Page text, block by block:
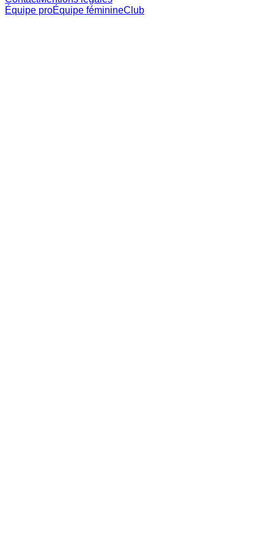
Équipe proÉquipe féminineClub